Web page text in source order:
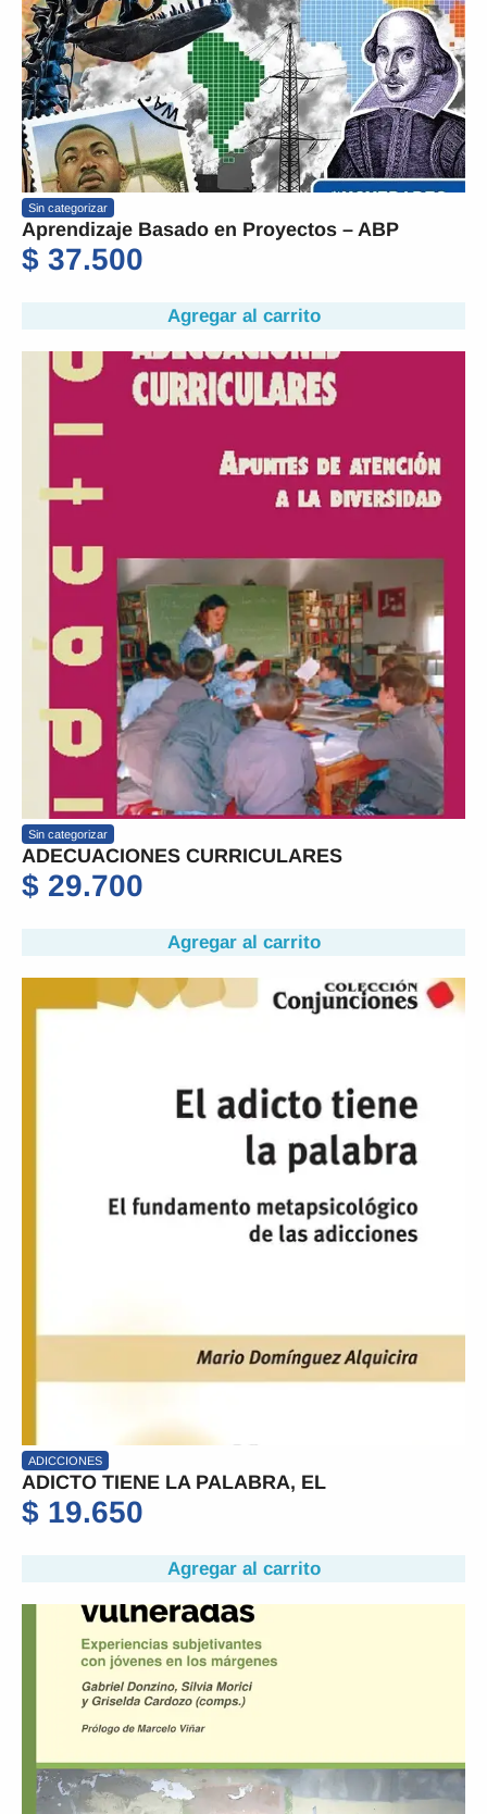
Sin categorizar
Aprendizaje Basado en Proyectos – ABP
$ 37.500
Agregar al carrito
Sin categorizar
ADECUACIONES CURRICULARES
$ 29.700
Agregar al carrito
ADICCIONES
ADICTO TIENE LA PALABRA, EL
$ 19.650
Agregar al carrito